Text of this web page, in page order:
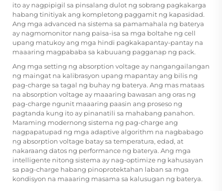
ito ay nagpipigil sa pinsalang dulot ng sobrang pagkakarga
habang tinitiyak ang kompletong paggamit ng kapasidad.
Ang mga advanced na sistema sa pamamahala ng baterya
ay nagmomonitor nang paisa-isa sa mga boltahe ng cell
upang matukoy ang mga hindi pagkakapantay-pantay na
maaaring magpababa sa kabuuang pagganap ng pack.
Ang mga setting ng absorption voltage ay nangangailangan
ng maingat na kalibrasyon upang mapantay ang bilis ng
pag-charge sa tagal ng buhay ng baterya. Ang mas mataas
na absorption voltage ay maaaring bawasan ang oras ng
pag-charge ngunit maaaring paasin ang proseso ng
pagtanda kung ito ay pinanatili sa mahabang panahon.
Maraming modernong sistema ng pag-charge ang
nagpapatupad ng mga adaptive algorithm na nagbabago
ng absorption voltage batay sa temperatura, edad, at
nakaraang datos ng performance ng baterya. Ang mga
intelligente nitong sistema ay nag-optimize ng kahusayan
sa pag-charge habang pinoprotektahan laban sa mga
kondisyon na maaaring masama sa kalusugan ng baterya.